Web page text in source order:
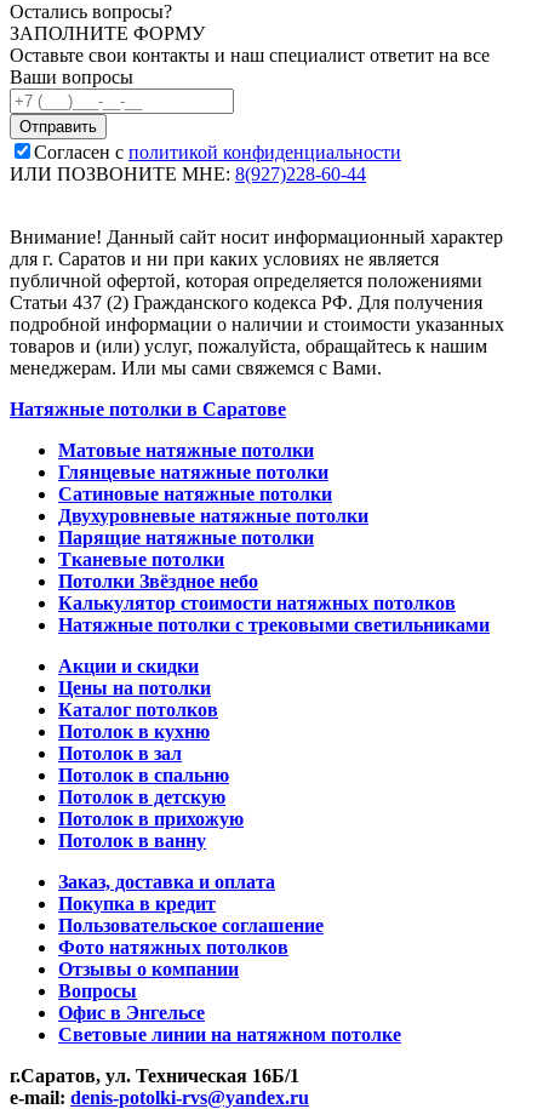
Остались вопросы?
ЗАПОЛНИТЕ ФОРМУ
Оставьте свои контакты и наш специалист ответит на все
Ваши вопросы
Согласен с политикой конфиденциальности
ИЛИ ПОЗВОНИТЕ МНЕ: 8(927)228-60-44
Внимание! Данный сайт носит информационный характер
для г. Саратов и ни при каких условиях не является
публичной офертой, которая определяется положениями
Статьи 437 (2) Гражданского кодекса РФ. Для получения
подробной информации о наличии и стоимости указанных
товаров и (или) услуг, пожалуйста, обращайтесь к нашим
менеджерам. Или мы сами свяжемся с Вами.
Натяжные потолки в Саратове
Матовые натяжные потолки
Глянцевые натяжные потолки
Сатиновые натяжные потолки
Двухуровневые натяжные потолки
Парящие натяжные потолки
Тканевые потолки
Потолки Звёздное небо
Калькулятор стоимости натяжных потолков
Натяжные потолки с трековыми светильниками
Акции и скидки
Цены на потолки
Каталог потолков
Потолок в кухню
Потолок в зал
Потолок в спальню
Потолок в детскую
Потолок в прихожую
Потолок в ванну
Заказ, доставка и оплата
Покупка в кредит
Пользовательское соглашение
Фото натяжных потолков
Отзывы о компании
Вопросы
Офис в Энгельсе
Световые линии на натяжном потолке
г.Саратов, ул. Техническая 16Б/1
e-mail: denis-potolki-rvs@yandex.ru